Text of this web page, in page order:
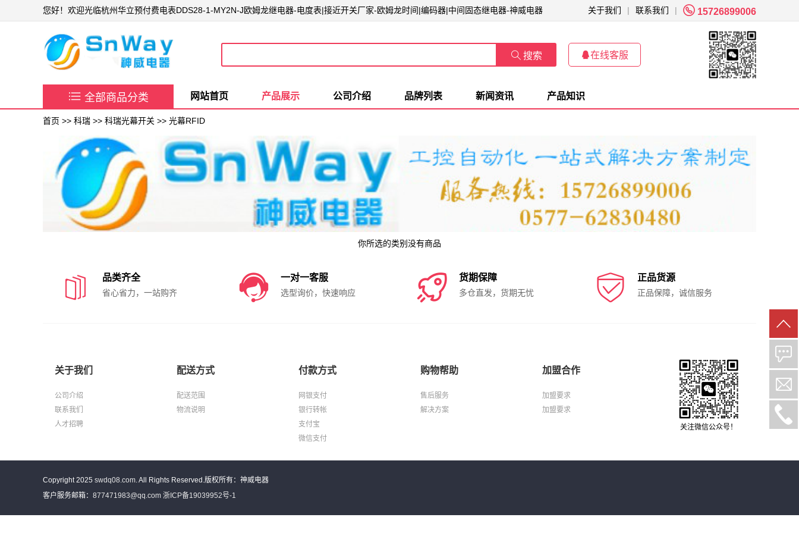
您好！欢迎光临杭州华立预付费电表DDS28-1-MY2N-J欧姆龙继电器-电度表|接近开关厂家-欧姆龙时间|编码器|中间固态继电器-神威电器  15726899006
|
联系我们
|
关于我们
 搜索 在线客服
 全部商品分类 网站首页 产品展示 公司介绍 品牌列表 新闻资讯 产品知识
首页 >> 科瑞 >> 科瑞光幕开关 >> 光幕RFID
你所选的类别没有商品
 品类齐全
省心省力，一站购齐  一对一客服
选型询价，快速响应  货期保障
多仓直发，货期无忧  正品货源
正品保障，诚信服务
关于我们
公司介绍
联系我们
人才招聘
配送方式
配送范围
物流说明
付款方式
网银支付
银行转帐
支付宝
微信支付
购物帮助
售后服务
解决方案
加盟合作
加盟要求
加盟要求
关注微信公众号！
Copyright 2025 swdq08.com. All Rights Reserved.版权所有：神威电器
客户服务邮箱： 877471983@qq.com 浙ICP备19039952号-1